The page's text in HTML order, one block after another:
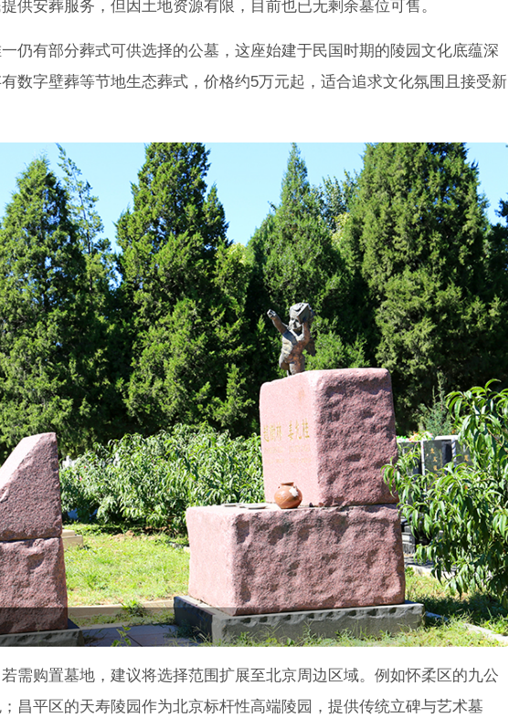
供安葬服务，但因土地资源有限，目前也已无剩余墓位可售。
仍有部分葬式可供选择的公墓，这座始建于民国时期的陵园文化底蕴深
数字壁葬等节地生态葬式，价格约5万元起，适合追求文化氛围且接受新
需购置墓地，建议将选择范围扩展至北京周边区域。例如怀柔区的九公
昌平区的天寿陵园作为北京标杆性高端陵园，提供传统立碑与艺术墓